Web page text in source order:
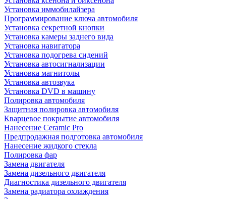
Установка иммобилайзера
Программирование ключа автомобиля
Установка секретной кнопки
Установка камеры заднего вида
Установка навигатора
Установка подогрева сидений
Установка автосигнализации
Установка магнитолы
Установка автозвука
Установка DVD в машину
Полировка автомобиля
Защитная полировка автомобиля
Кварцевое покрытие автомобиля
Нанесение Ceramic Pro
Предпродажная подготовка автомобиля
Нанесение жидкого стекла
Полировка фар
Замена двигателя
Замена дизельного двигателя
Диагностика дизельного двигателя
Замена радиатора охлаждения